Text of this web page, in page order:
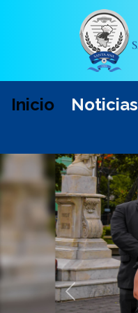
Inicio Noticias
Anterior